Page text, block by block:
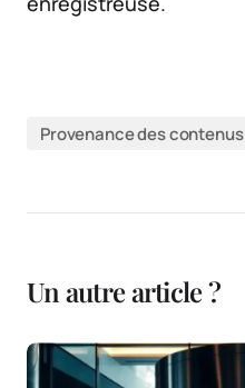
Provenance des contenus
Un autre article ?